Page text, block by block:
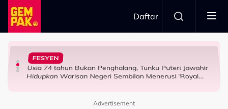
Skip to main content
Daftar
HIBURAN
“Saya Memang Suka Gaya Streetwear…” - Ezaidi Aziz
FESYEN
Usia 74 tahun Bukan Penghalang, Tunku Puteri Jawahir
Hidupkan Warisan Negeri Sembilan Menerusi ‘Royal
BERITA
Tertelan Serpihan Lidi Sate, Wanita Saman Singapore
Airlines
HIBURAN
Permintaan Aneh Jared Leto Di Lokasi, Minta Nelayan
Tangkap Ikan Segar Setiap Hari
Advertisement